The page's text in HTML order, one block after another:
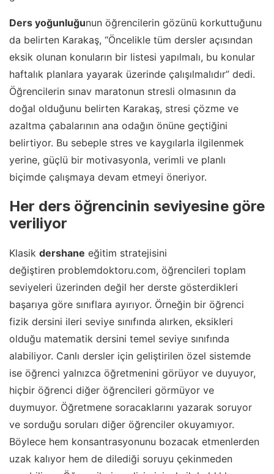
Ders yoğunluğunun öğrencilerin gözünü korkuttuğunu
da belirten Karakaş, “Öncelikle tüm dersler açısından
eksik olunan konuların bir listesi yapılmalı, bu konular
haftalık planlara yayarak üzerinde çalışılmalıdır” dedi.
Öğrencilerin sınav maratonun stresli olmasının da
doğal olduğunu belirten Karakaş, stresi çözme ve
azaltma çabalarının ana odağın önüne geçtiğini
belirtiyor. Bu sebeple stres ve kaygılarla ilgilenmek
yerine, güçlü bir motivasyonla, verimli ve planlı
biçimde çalışmaya devam etmeyi öneriyor.
Her ders öğrencinin seviyesine göre
veriliyor
Klasik dershane eğitim stratejisini
değiştiren problemdoktoru.com, öğrencileri toplam
seviyeleri üzerinden değil her derste gösterdikleri
başarıya göre sınıflara ayırıyor. Örneğin bir öğrenci
fizik dersini ileri seviye sınıfında alırken, eksikleri
olduğu matematik dersini temel seviye sınıfında
alabiliyor. Canlı dersler için geliştirilen özel sistemde
ise öğrenci yalnızca öğretmenini görüyor ve duyuyor,
hiçbir öğrenci diğer öğrencileri görmüyor ve
duymuyor. Öğretmene soracaklarını yazarak soruyor
ve sorduğu soruları diğer öğrenciler okuyamıyor.
Böylece hem konsantrasyonunu bozacak etmenlerden
uzak kalıyor hem de dilediği soruyu çekinmeden